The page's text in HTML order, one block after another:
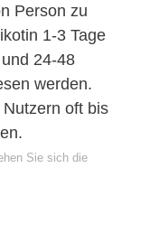
Person zu
1-3 Tage
24-48
werden.
oft bis
Sie sich die